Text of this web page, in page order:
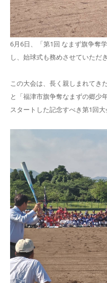
6月6日、「第1回 なまず旗争奪
し、始球式も務めさせていただ
この大会は、長く親しまれてき
と「福津市旗争奪なまずの郷少
スタートした記念すべき第1回大